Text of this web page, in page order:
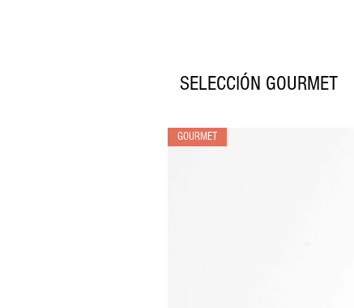
SELECCIÓN GOURMET
GOURMET